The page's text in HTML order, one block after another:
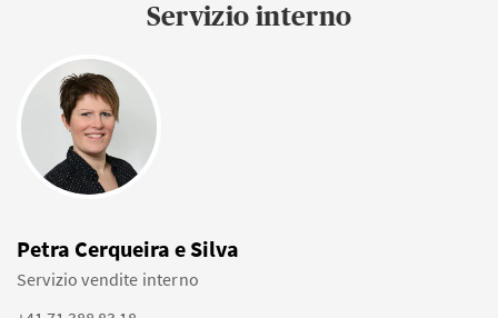
Servizio interno
Petra Cerqueira e Silva
Servizio vendite interno